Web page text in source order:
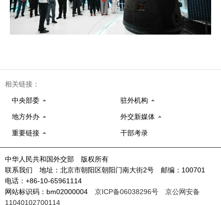
相关链接：
中央部委 驻外机构
地方外办 外交新媒体
重要链接 干部考录
中华人民共和国外交部 版权所有
联系我们 地址：北京市朝阳区朝阳门南大街2号 邮编：100701
电话：+86-10-65961114
网站标识码：bm02000004 京ICP备06038296号
京公网安备
11040102700114